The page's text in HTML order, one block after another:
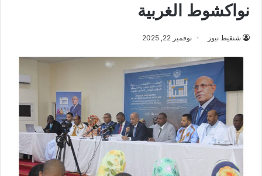
نواكشوط الغربية
شنقيط نيوز نوفمبر 22, 2025